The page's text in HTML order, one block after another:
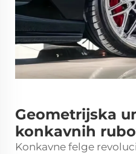
Geometrijska
konkavnih
Konkavne felge